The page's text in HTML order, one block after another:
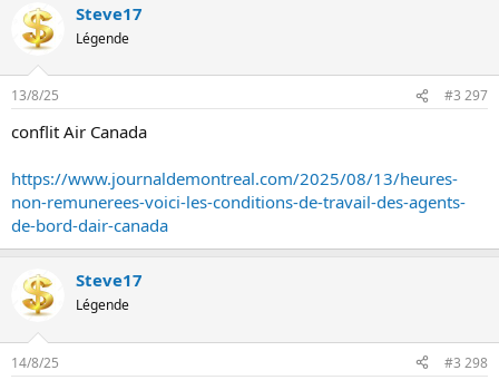
Steve17
Légende
13/8/25 #3 297
conflit Air Canada
https://www.journaldemontreal.com/2025/08/13/heures-
non-remunerees-voici-les-conditions-de-travail-des-agents-
de-bord-dair-canada
Steve17
Légende
14/8/25 #3 298